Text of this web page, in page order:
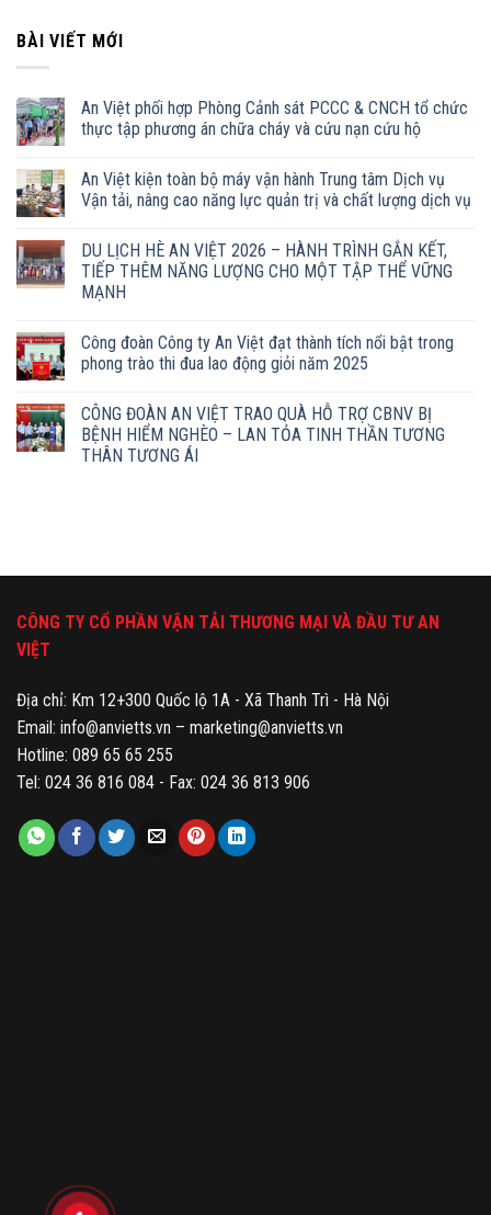
BÀI VIẾT MỚI
An Việt phối hợp Phòng Cảnh sát PCCC & CNCH tổ chức
thực tập phương án chữa cháy và cứu nạn cứu hộ
An Việt kiện toàn bộ máy vận hành Trung tâm Dịch vụ
Vận tải, nâng cao năng lực quản trị và chất lượng dịch vụ
DU LỊCH HÈ AN VIỆT 2026 – HÀNH TRÌNH GẮN KẾT,
TIẾP THÊM NĂNG LƯỢNG CHO MỘT TẬP THỂ VỮNG
MẠNH
Công đoàn Công ty An Việt đạt thành tích nổi bật trong
phong trào thi đua lao động giỏi năm 2025
CÔNG ĐOÀN AN VIỆT TRAO QUÀ HỖ TRỢ CBNV BỊ
BỆNH HIỂM NGHÈO – LAN TỎA TINH THẦN TƯƠNG
THÂN TƯƠNG ÁI
CÔNG TY CỔ PHẦN VẬN TẢI THƯƠNG MẠI VÀ ĐẦU TƯ AN
VIỆT
Địa chỉ: Km 12+300 Quốc lộ 1A - Xã Thanh Trì - Hà Nội
Email: info@anvietts.vn – marketing@anvietts.vn
Hotline: 089 65 65 255
Tel: 024 36 816 084 - Fax: 024 36 813 906